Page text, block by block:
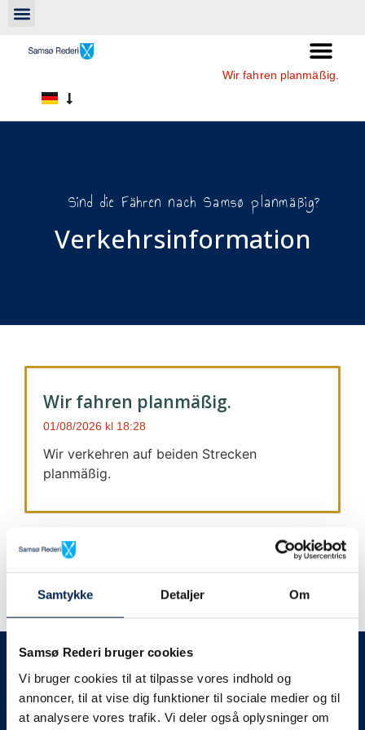
Samtykke Detaljer Om
Samsø Rederi bruger cookies
Vi bruger cookies til at tilpasse vores indhold og
annoncer, til at vise dig funktioner til sociale medier og til
at analysere vores trafik. Vi deler også oplysninger om
Wir fahren planmäßig.
Sind die Fähren nach Samsø planmäßig?
Verkehrsinformation​
Wir fahren planmäßig.
01/08/2026 18:28
Wir verkehren auf beiden Strecken
planmäßig.
Wir geben immer Bescheid
Wir werden Sie